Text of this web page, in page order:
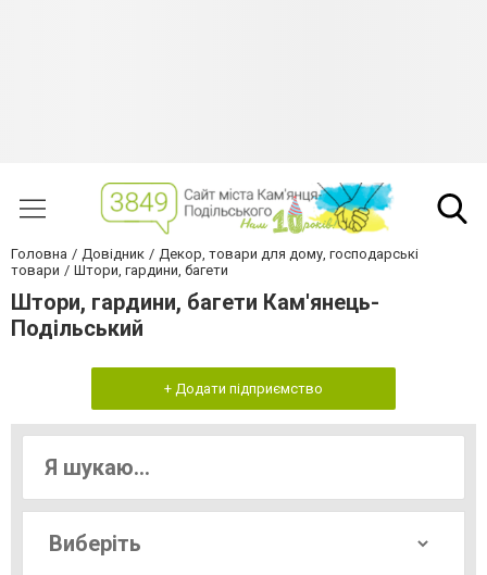
Головна Довідник
Декор, товари для дому, господарські
товари
Штори, гардини, багети
Штори, гардини, багети Кам'янець-
Подільський
+ Додати підприємство